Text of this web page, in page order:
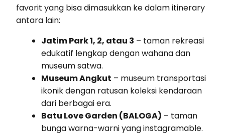
favorit yang bisa dimasukkan ke dalam itinerary
antara lain:
Jatim Park 1, 2, atau 3 – taman rekreasi
edukatif lengkap dengan wahana dan
museum satwa.
Museum Angkut – museum transportasi
ikonik dengan ratusan koleksi kendaraan
dari berbagai era.
Batu Love Garden (BALOGA) – taman
bunga warna-warni yang instagramable.